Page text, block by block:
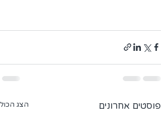
פוסטים אחרונים הצג הכול